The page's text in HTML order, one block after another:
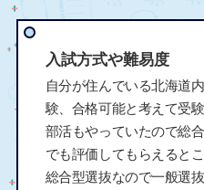
入試方式や難易度
自分が住んでいる北海道
験、合格可能と考えて受
部活もやっていたので総
でも評価してもらえると
総合型選抜なので一般選